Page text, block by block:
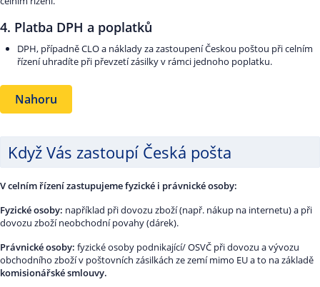
4. Platba DPH a poplatků
DPH, případně CLO a náklady za zastoupení Českou poštou při celním
řízení uhradíte při převzetí zásilky v rámci jednoho poplatku.
Nahoru
Když Vás zastoupí Česká pošta
V celním řízení zastupujeme fyzické i právnické osoby:
Fyzické osoby: například při dovozu zboží (např. nákup na internetu) a při
dovozu zboží neobchodní povahy (dárek).
Právnické osoby: fyzické osoby podnikající/ OSVČ při dovozu a vývozu
obchodního zboží v poštovních zásilkách ze zemí mimo EU a to na základě
komisionářské smlouvy.